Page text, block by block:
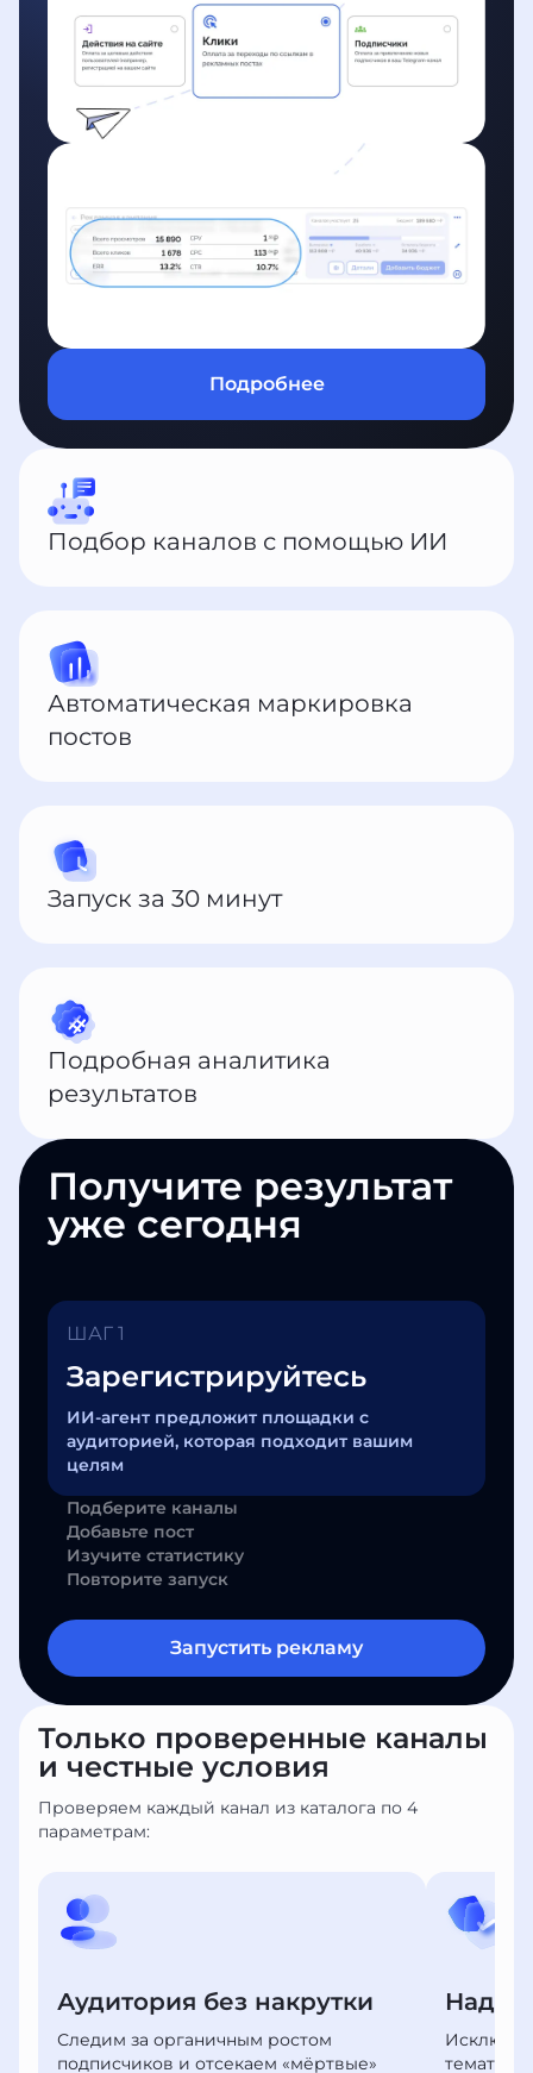
Подробнее
Подбор каналов с помощью ИИ
Автоматическая маркировка
постов
Запуск за 30 минут
Подробная аналитика
результатов
Получите результат
уже сегодня
ШАГ 1
Зарегистрируйтесь
ИИ-агент предложит площадки с
аудиторией, которая подходит вашим
целям
Подберите каналы
Добавьте пост
Изучите статистику
Повторите запуск
Запустить рекламу
Только проверенные каналы
и честные условия
Проверяем каждый канал из каталога по 4
параметрам:
Аудитория без накрутки
Следим за органичным ростом
подписчиков и отсекаем «мёртвые»